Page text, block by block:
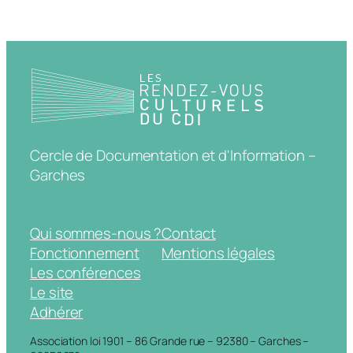
Cercle de Documentation et d'Information –
Garches
Qui sommes-nous ?
Fonctionnement
Les conférences
Le site
Adhérer
Contact
Mentions légales
Association loi 1901 – 86 Grande rue – 92380 – Garches –